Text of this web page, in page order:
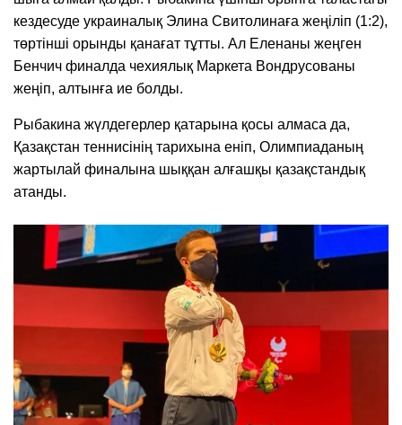
кездесуде украиналық Элина Свитолинаға жеңіліп (1:2),
төртінші орынды қанағат тұтты. Ал Еленаны жеңген
Бенчич финалда чехиялық Маркета Вондрусованы
жеңіп, алтынға ие болды.
Рыбакина жүлдегерлер қатарына қосы алмаса да,
Қазақстан теннисінің тарихына еніп, Олимпиаданың
жартылай финалына шыққан алғашқы қазақстандық
атанды.